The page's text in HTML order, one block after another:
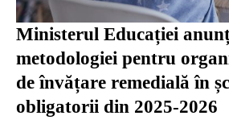
Ministerul Educației
metodologiei pentru
de învățare remedială în
obligatorii din 2025-2026